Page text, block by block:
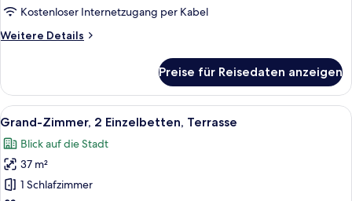
Kostenloser Internetzugang per Kabel
Weitere Details
Weitere
Zimmer,
2 Einzelbetten
Preise für Reisedaten anzeigen
Alle
Fotos
für
Grand-
Zimmer,
Ein Hotelzimmer mit Bett,
10
Grand-Zimmer, 2 Einzelbetten, Terrasse
Blick auf die Stadt
37 m²
1 Schlafzimmer